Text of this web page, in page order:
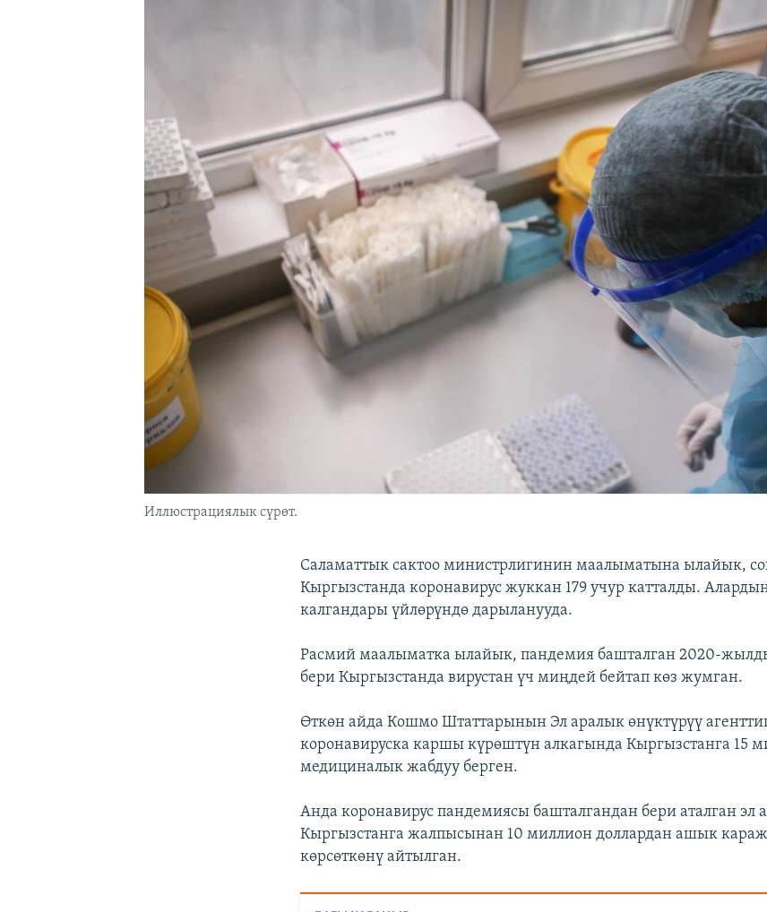
Иллюстрациялык сүрөт.
Саламаттык сактоо министрлигинин маалыматына ылайык,
Кыргызстанда коронавирус жуккан 179 учур катталды.
калгандары үйлөрүндө дарыланууда.
Расмий маалыматка ылайык, пандемия башталган 2020-
бери Кыргызстанда вирустан үч миңдей бейтап көз жумган.
Өткөн айда Кошмо Штаттарынын Эл аралык өнүктүрүү
коронавируска каршы күрөштүн алкагында Кыргызстанга 15
медициналык жабдуу берген.
Анда коронавирус пандемиясы башталгандан бери аталган эл
Кыргызстанга жалпысынан 10 миллион доллардан ашык
көрсөткөнү айтылган.